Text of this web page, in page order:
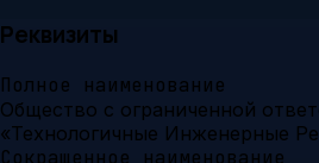
Реквизиты
Полное наименование
Общество с ограниченной
«Технологичные Инженерные
Сокращенное наименование